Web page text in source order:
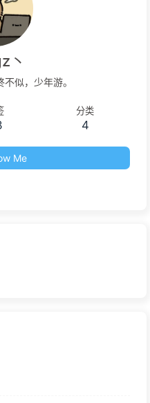
丶
似，少年游。
分类
4
Me